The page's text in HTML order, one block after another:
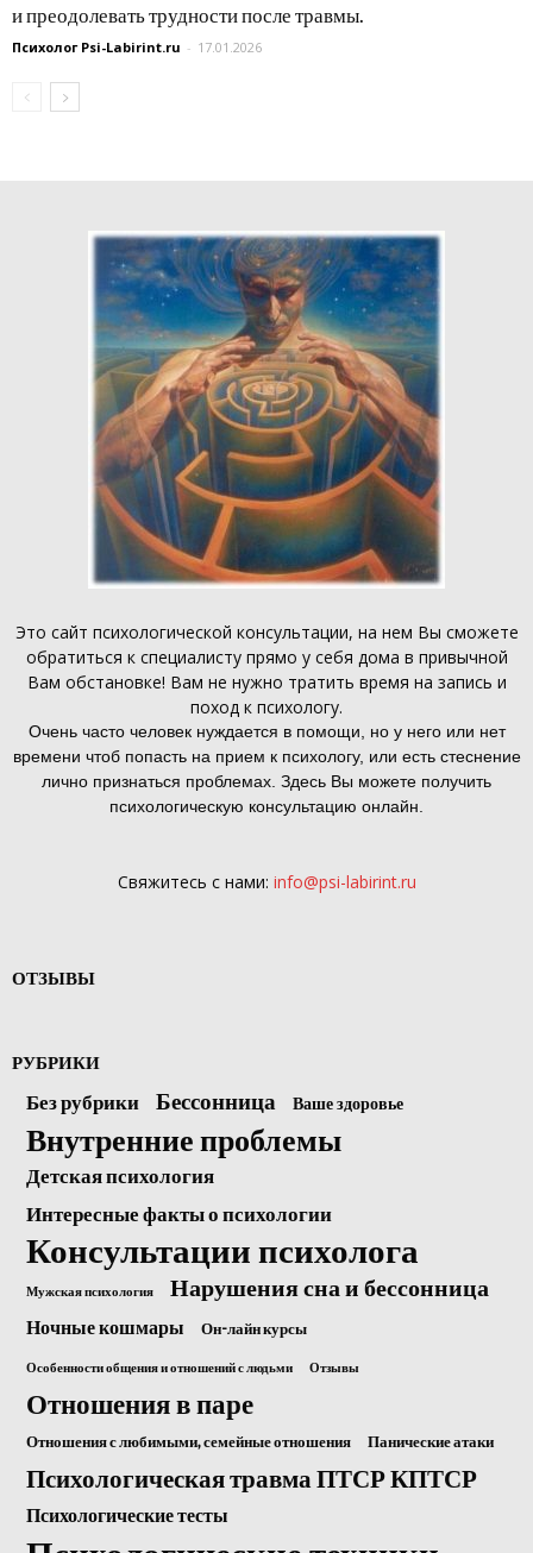
и преодолевать трудности после травмы.
Психолог Psi-Labirint.ru - 17.01.2026
Это сайт психологической консультации, на нем Вы сможете
обратиться к специалисту прямо у себя дома в привычной
Вам обстановке! Вам не нужно тратить время на запись и
поход к психологу.
Очень часто человек нуждается в помощи, но у него или нет
времени чтоб попасть на прием к психологу, или есть стеснение
лично признаться проблемах. Здесь Вы можете получить
психологическую консультацию онлайн.
Свяжитесь с нами: info@psi-labirint.ru
ОТЗЫВЫ
РУБРИКИ
Без рубрики Бессонница Ваше здоровье
Внутренние проблемы
Детская психология
Интересные факты о психологии
Консультации психолога
Мужская психология Нарушения сна и бессонница
Ночные кошмары Он-лайн курсы
Особенности общения и отношений с людьми Отзывы
Отношения в паре
Отношения с любимыми, семейные отношения Панические атаки
Психологическая травма ПТСР КПТСР
Психологические тесты